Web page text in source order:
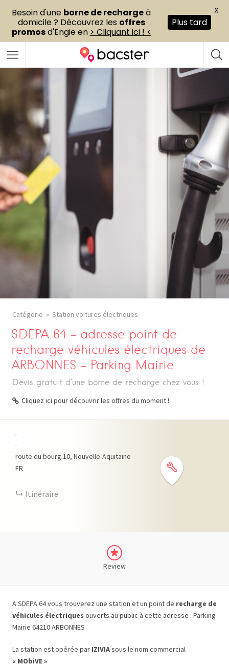
Catégorie Station voitures électriques
SDEPA 64 – adresse point de
recharge véhicules électriques de
ARBONNES – Parking Mairie
Devis gratuit d’une borne de recharge chez vous !
Cliquez ici pour découvrir les offres du moment !
route du bourg 10 Nouvelle-Aquitaine
FR
Itinéraire
Review
A SDEPA 64 vous trouverez une station et un point de recharge de
véhicules électriques ouverts au public à cette adresse : Parking
Mairie 64210 ARBONNES
La station est opérée par IZIVIAsous le nom commercial
« MObiVE »
Besoin d'une borne de rechargeà
domicile ? Découvrez les offres
promosd'Engie en > Cliquant ici ! <
Plus tard
X